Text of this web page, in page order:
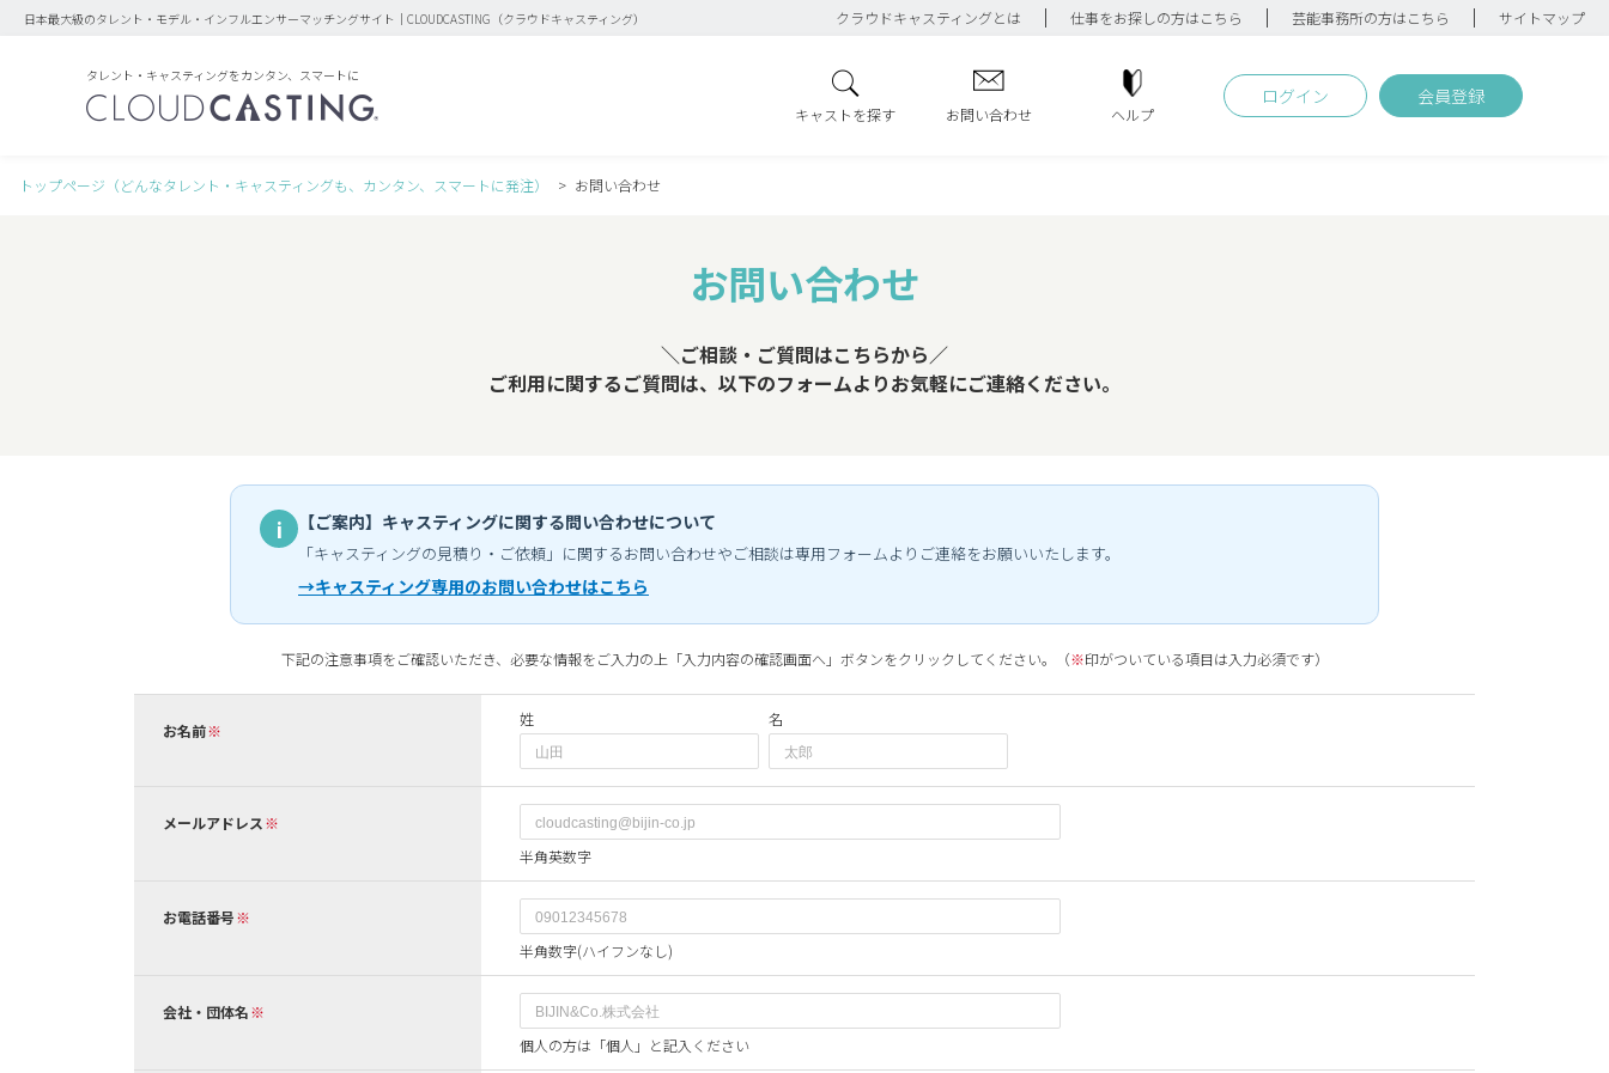
日本最大級のタレント・モデル・インフルエンサーマッチングサイト｜CLOUDCASTING（クラウドキャスティング） クラウドキャスティングとは 仕事をお探しの方はこちら 芸能事務所の方はこちら サイトマップ
タレント・キャスティングをカンタン、スマートに
キャストを探す お問い合わせ ヘルプ
ログイン 会員登録
トップページ（どんなタレント・キャスティングも、カンタン、スマートに発注） お問い合わせ
お問い合わせ
＼ご相談・ご質問はこちらから／
ご利用に関するご質問は、以下のフォームよりお気軽にご連絡ください。
i 【ご案内】キャスティングに関する問い合わせについて
「キャスティングの見積り・ご依頼」に関するお問い合わせやご相談は専用フォームよりご連絡をお願いいたします。
→キャスティング専用のお問い合わせはこちら
下記の注意事項をご確認いただき、必要な情報をご入力の上「入力内容の確認画面へ」ボタンをクリックしてください。（※印がついている項目は入力必須です）
お名前
姓 名
メールアドレス
半角英数字
お電話番号
半角数字(ハイフンなし)
会社・団体名
個人の方は「個人」と記入ください